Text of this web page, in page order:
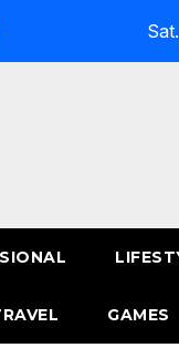
Metro Jakarta
GAMES